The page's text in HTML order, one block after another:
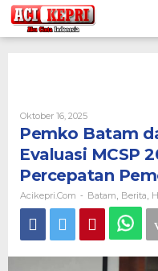
Lewati
ke
konten
Oktober 16, 2025Oleh
Acikepri.com
Pemko Batam
Evaluasi MCSP
Percepatan
Acikepri.com - Batam Berita